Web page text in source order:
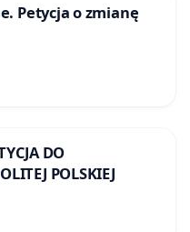
Petycja o zmianę
DO
POLSKIEJ